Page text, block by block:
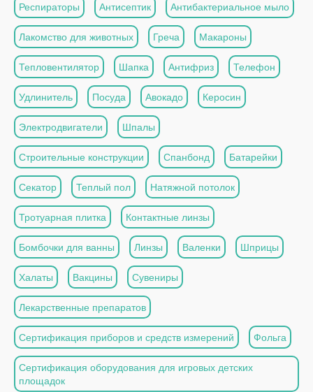
Респираторы Антисептик Антибактериальное мыло
Лакомство для животных Греча Макароны
Тепловентилятор Шапка Антифриз Телефон
Удлинитель Посуда Авокадо Керосин
Электродвигатели Шпалы
Строительные конструкции Спанбонд Батарейки
Секатор Теплый пол Натяжной потолок
Тротуарная плитка Контактные линзы
Бомбочки для ванны Линзы Валенки Шприцы
Халаты Вакцины Сувениры
Лекарственные препаратов
Сертификация приборов и средств измерений Фольга
Сертификация оборудования для игровых детских
площадок